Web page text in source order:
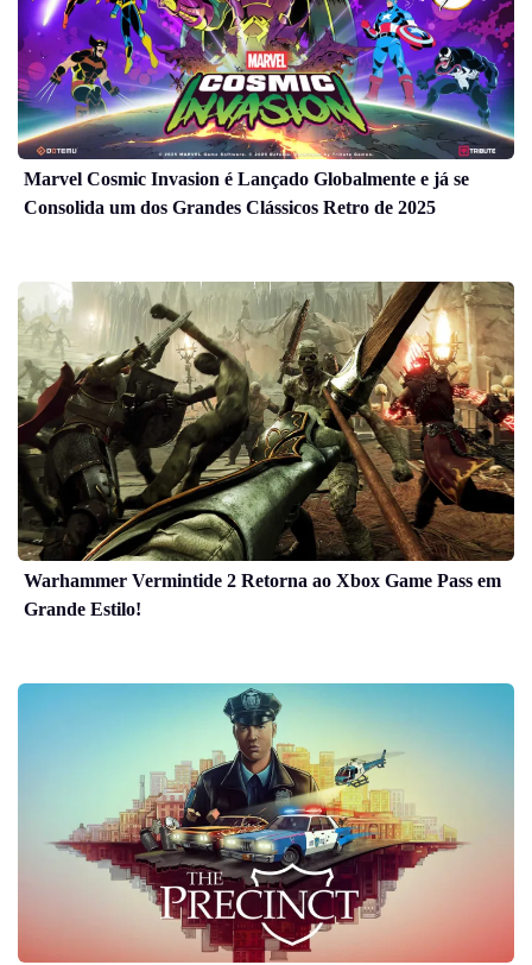
Marvel Cosmic Invasion é Lançado Globalmente e já se
Consolida um dos Grandes Clássicos Retro de 2025
Warhammer Vermintide 2 Retorna ao Xbox Game Pass em
Grande Estilo!